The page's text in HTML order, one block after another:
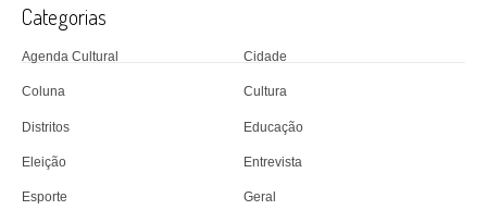
Categorias
Agenda Cultural Cidade
Coluna Cultura
Distritos Educação
Eleição Entrevista
Esporte Geral